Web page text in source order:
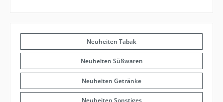
Neuheiten Tabak
Neuheiten Süßwaren
Neuheiten Getränke